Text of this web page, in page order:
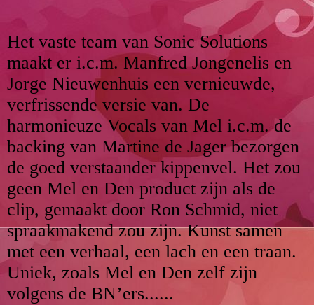
Het vaste team van Sonic Solutions
maakt er i.c.m. Manfred Jongenelis en
Jorge Nieuwenhuis een vernieuwde,
verfrissende versie van. De
harmonieuze Vocals van Mel i.c.m. de
backing van Martine de Jager bezorgen
de goed verstaander kippenvel. Het zou
geen Mel en Den product zijn als de
clip, gemaakt door Ron Schmid, niet
spraakmakend zou zijn. Kunst samen
met een verhaal, een lach en een traan.
Uniek, zoals Mel en Den zelf zijn
volgens de BN’ers......